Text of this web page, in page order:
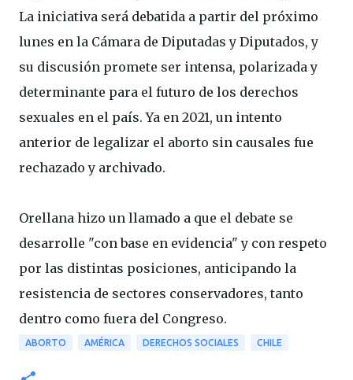
La iniciativa será debatida a partir del próximo
lunes en la Cámara de Diputadas y Diputados, y
su discusión promete ser intensa, polarizada y
determinante para el futuro de los derechos
sexuales en el país. Ya en 2021, un intento
anterior de legalizar el aborto sin causales fue
rechazado y archivado.
Orellana hizo un llamado a que el debate se
desarrolle "con base en evidencia" y con respeto
por las distintas posiciones, anticipando la
resistencia de sectores conservadores, tanto
dentro como fuera del Congreso.
ABORTO AMÉRICA DERECHOS SOCIALES CHILE